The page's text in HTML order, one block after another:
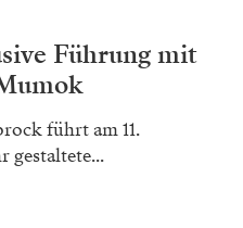
Führung mit
führt am 11.
gestaltete...